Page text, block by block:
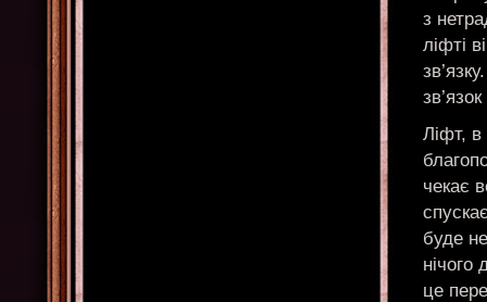
з
ліфті
Ліфт, в
чекає
буде
це